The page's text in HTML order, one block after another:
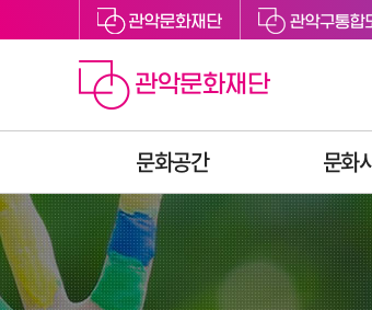
문화공간
관악아트홀
관악구립도서관
관악어린이라운지
문화
예술
축
문화